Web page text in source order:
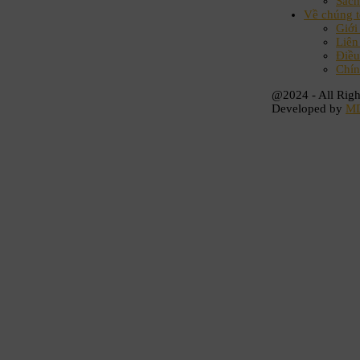
Về chúng
Giới
@2024 - All
Developed by